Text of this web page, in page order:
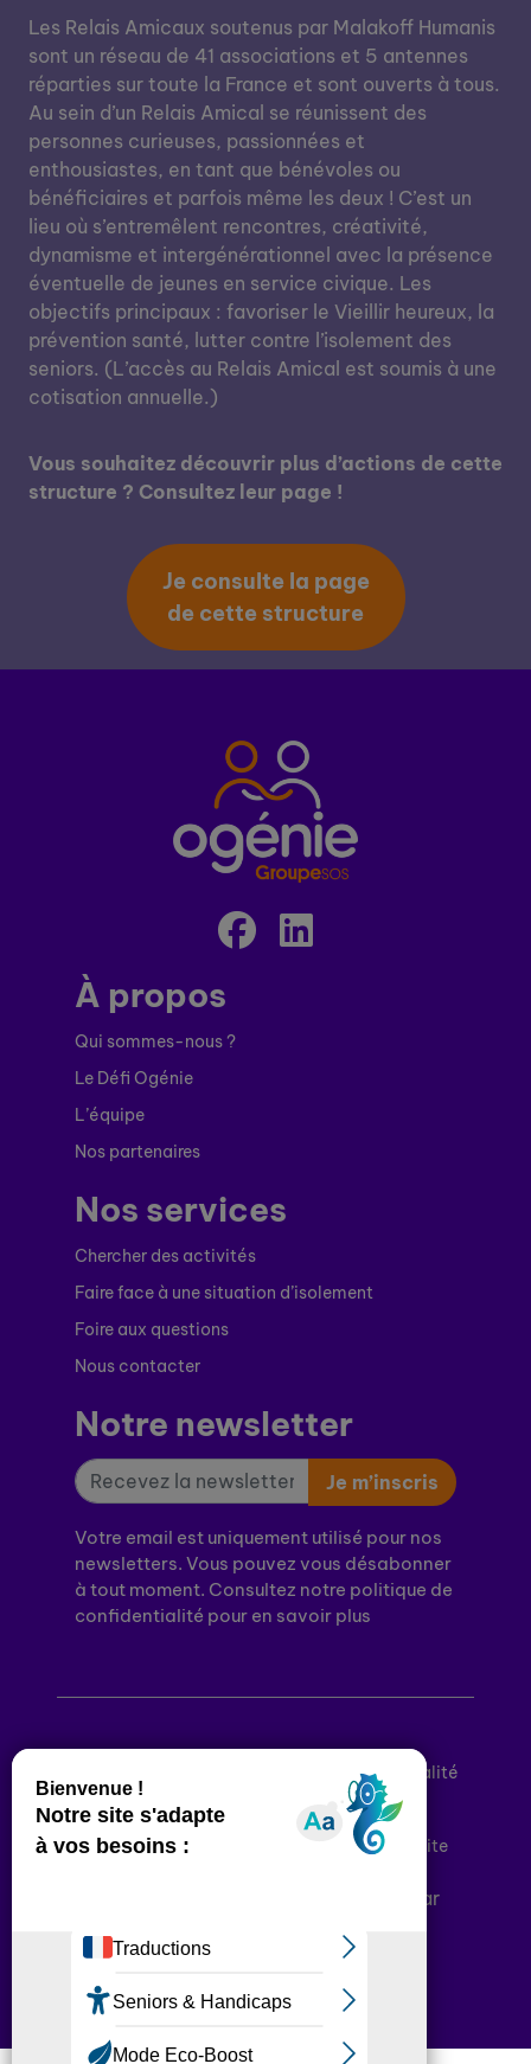
Les Relais Amicaux soutenus par Malakoff Humanis
sont un réseau de 41 associations et 5 antennes
réparties sur toute la France et sont ouverts à tous.
Au sein d’un Relais Amical se réunissent des
personnes curieuses, passionnées et
enthousiastes, en tant que bénévoles ou
bénéficiaires et parfois même les deux ! C’est un
lieu où s’entremêlent rencontres, créativité,
dynamisme et intergénérationnel avec la présence
éventuelle de jeunes en service civique. Les
objectifs principaux : favoriser le Vieillir heureux, la
prévention santé, lutter contre l’isolement des
seniors. (L’accès au Relais Amical est soumis à une
cotisation annuelle.)
Vous souhaitez découvrir plus d’actions de cette
structure ? Consultez leur page !
Je consulte la page
de cette structure
À propos
Qui sommes-nous ?
Le Défi Ogénie
L’équipe
Nos partenaires
Nos services
Chercher des activités
Faire face à une situation d’isolement
Foire aux questions
Nous contacter
Notre newsletter
Je m’inscris
Votre email est uniquement utilisé pour nos
newsletters. Vous pouvez vous désabonner
à tout moment. Consultez notre politique de
confidentialité pour en savoir plus
Politique de confidentialité
Conditions générales d’utilisation
Déclaration d’accessibilité
Plan du site
Plateforme développée en France par